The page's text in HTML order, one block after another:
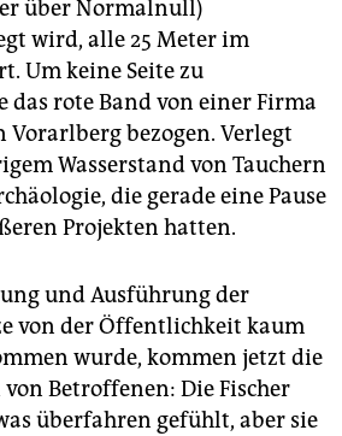
über Normalnull)
wird, alle 25 Meter im
Um keine Seite zu
das rote Band von einer Firma
Vorarlberg bezogen. Verlegt
Wasserstand von Tauchern
die gerade eine Pause
Projekten hatten.
und Ausführung der
von der Öffentlichkeit kaum
wurde, kommen jetzt die
Betroffenen: Die Fischer
überfahren gefühlt, aber sie